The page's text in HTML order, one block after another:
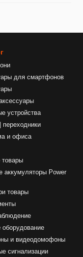
для смартфонов
устройства
переходники
и офиса
товары
аккумуляторы Power
товары
оборудование
и видеодомофоны
сигнализации